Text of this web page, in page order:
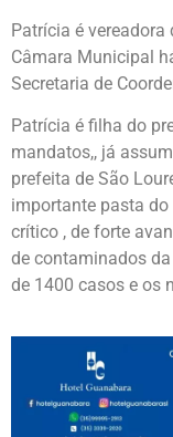
Patrícia é
Câmara Municipal
Secretaria de
Patrícia é filha do
mandatos,, já
prefeita de São
importante pasta
crítico , de forte
de contaminados
de 1400 casos e os